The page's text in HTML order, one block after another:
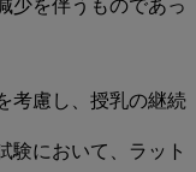
少を伴うものであっ
考慮し、授乳の継続
験において、ラット